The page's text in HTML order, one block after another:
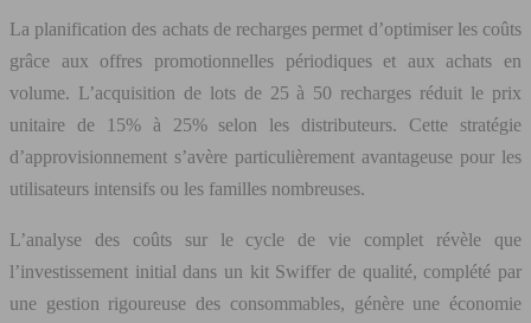
La planification des achats de recharges permet d’optimiser les coûts
grâce aux offres promotionnelles périodiques et aux achats en
volume. L’acquisition de lots de 25 à 50 recharges réduit le prix
unitaire de 15% à 25% selon les distributeurs. Cette stratégie
d’approvisionnement s’avère particulièrement avantageuse pour les
utilisateurs intensifs ou les familles nombreuses.
L’analyse des coûts sur le cycle de vie complet révèle que
l’investissement initial dans un kit Swiffer de qualité, complété par
une gestion rigoureuse des consommables, génère une économie